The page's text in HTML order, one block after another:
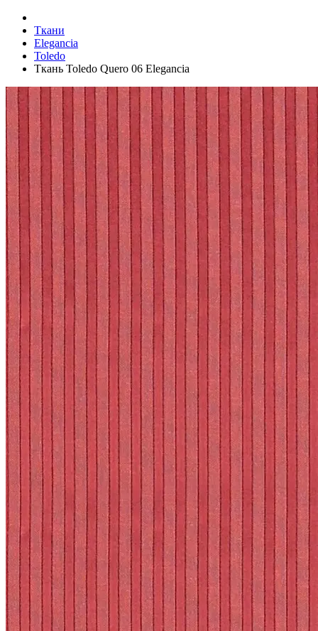
Ткани
Elegancia
Toledo
Ткань Toledo Quero 06 Elegancia